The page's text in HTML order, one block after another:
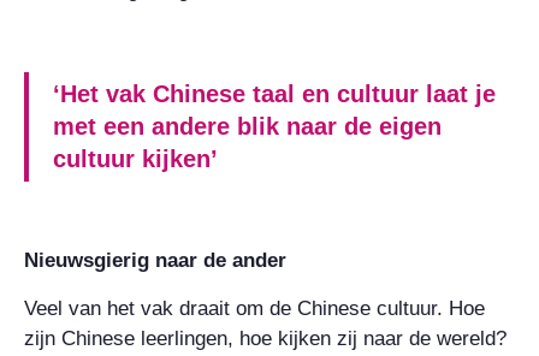
‘Het vak Chinese taal en cultuur laat je
met een andere blik naar de eigen
cultuur kijken’
Nieuwsgierig naar de ander
Veel van het vak draait om de Chinese cultuur. Hoe
zijn Chinese leerlingen, hoe kijken zij naar de wereld?